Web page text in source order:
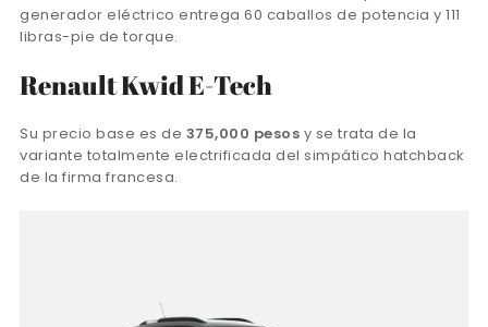
generador eléctrico entrega 60 caballos de potencia y 111
libras-pie de torque.
Renault Kwid E-Tech
Su precio base es de 375,000 pesos y se trata de la
variante totalmente electrificada del simpático hatchback
de la firma francesa.